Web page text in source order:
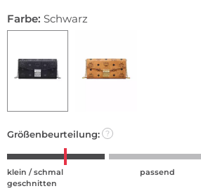
Farbe: Schwarz
Größenbeurteilung: ?
klein / schmal
geschnitten
passend